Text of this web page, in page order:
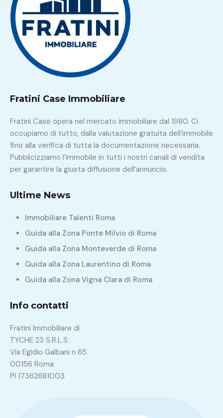
Fratini Case Immobiliare
Fratini Case opera nel mercato immobiliare dal 1980. Ci
occupiamo di tutto, dalla valutazione gratuita dell’immobile
fino alla verifica di tutta la documentazione necessaria.
Pubblicizziamo l’immobile in tutti i nostri canali di vendita
per garantire la giusta diffusione dell’annuncio.
Ultime News
Immobiliare Talenti Roma
Guida alla Zona Ponte Milvio di Roma
Guida alla Zona Monteverde di Roma
Guida alla Zona Laurentino di Roma
Guida alla Zona Vigna Clara di Roma
Info contatti
Fratini Immobiliare di
TYCHE 23 S.R.L.S
Via Egidio Galbani n 65
00156 Roma
PI 17362681003